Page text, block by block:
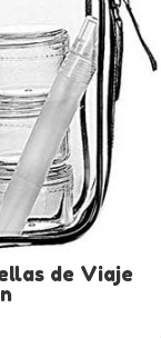
de Viaje